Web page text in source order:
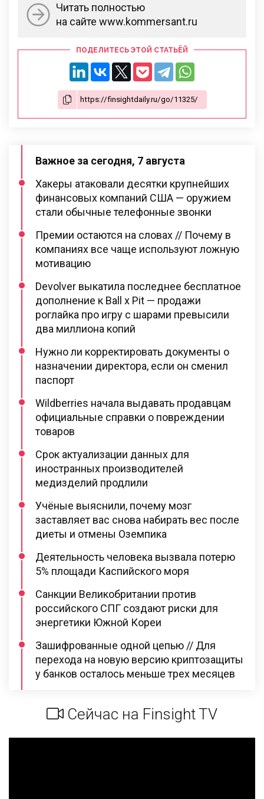
Читать полностью
на сайте www.kommersant.ru
ПОДЕЛИТЕСЬ ЭТОЙ СТАТЬЁЙ
Важное за сегодня, 7 августа
Хакеры атаковали десятки крупнейших
финансовых компаний США — оружием
стали обычные телефонные звонки
Премии остаются на словах // Почему в
компаниях все чаще используют ложную
мотивацию
Devolver выкатила последнее бесплатное
дополнение к Ball x Pit — продажи
роглайка про игру с шарами превысили
два миллиона копий
Нужно ли корректировать документы о
назначении директора, если он сменил
паспорт
Wildberries начала выдавать продавцам
официальные справки о повреждении
товаров
Срок актуализации данных для
иностранных производителей
медизделий продлили
Учёные выяснили, почему мозг
заставляет вас снова набирать вес после
диеты и отмены Оземпика
Деятельность человека вызвала потерю
5% площади Каспийского моря
Санкции Великобритании против
российского СПГ создают риски для
энергетики Южной Кореи
Зашифрованные одной цепью // Для
перехода на новую версию криптозащиты
у банков осталось меньше трех месяцев
Сейчас на Finsight TV